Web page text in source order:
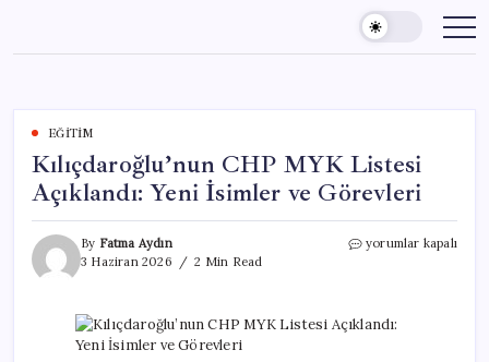
content
EĞITIM
Kılıçdaroğlu’nun CHP MYK Listesi
Açıklandı: Yeni İsimler ve Görevleri
By Fatma Aydın
3 Haziran 2026
2 Min Read
Kılıçdaroğlu’nun
Açıklandı:
Yeni
yorumlar kapalı